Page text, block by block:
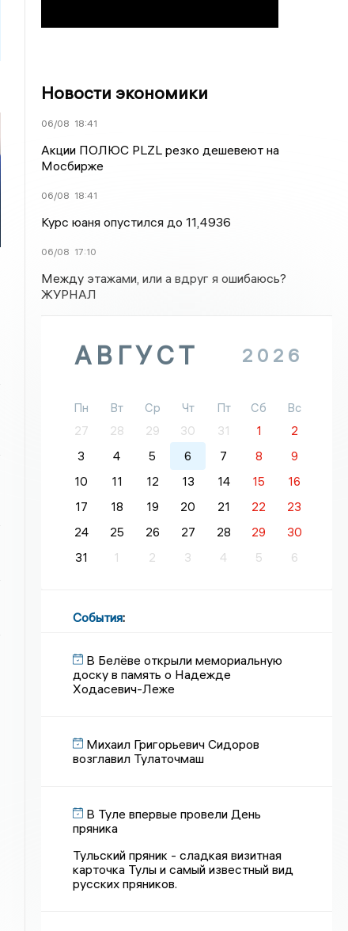
Новости экономики
06/08 18:41
Акции ПОЛЮС PLZL резко дешевеют на
Мосбирже
06/08 18:41
Курс юаня опустился до 11,4936
06/08 17:10
Между этажами, или а вдруг я ошибаюсь?
ЖУРНАЛ
АВГУСТ 2026
Пн Вт Ср Чт Пт Сб
Вс
27
28 29 30 31 1
2
3
4 5 6 7 8
9
10
11 12 13 14 15
16
17
18 19 20 21 22
23
24
25 26 27 28 29
30
31
1 2 3 4 5 6
События:
В Белёве открыли мемориальную
доску в память о Надежде
Ходасевич-Леже
Михаил Григорьевич Сидоров
возглавил Тулаточмаш
В Туле впервые провели День
пряника
Тульский пряник - сладкая визитная
карточка Тулы и самый известный вид
русских пряников.